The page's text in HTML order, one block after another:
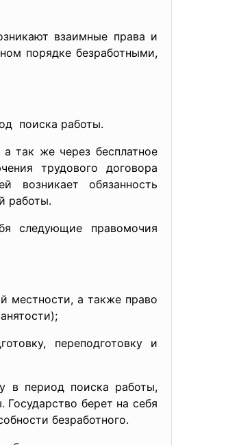
взаимные права и
порядке безработными,
поиска работы.
так же через бесплатное
трудового договора
обязанность
работы.
следующие правомочия
местности, а также право
переподготовку и
в период поиска работы,
берет на себя
безработного.